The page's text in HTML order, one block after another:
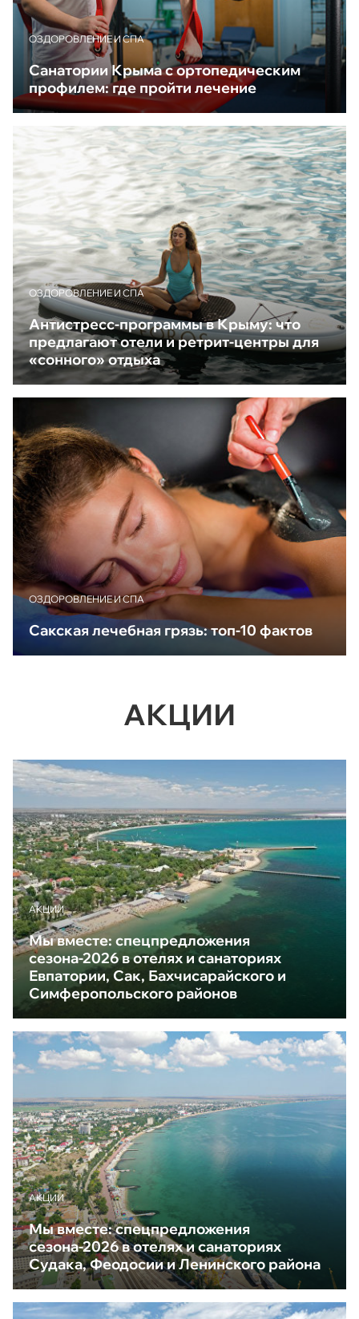
ОЗДОРОВЛЕНИЕ И СПА
Санатории Крыма с ортопедическим
профилем: где пройти лечение
ОЗДОРОВЛЕНИЕ И СПА
Антистресс-программы в Крыму: что
предлагают отели и ретрит-центры для
«сонного» отдыха
ОЗДОРОВЛЕНИЕ И СПА
Сакская лечебная грязь: топ-10 фактов
АКЦИИ
АКЦИИ
Мы вместе: спецпредложения
сезона-2026 в отелях и санаториях
Евпатории, Сак, Бахчисарайского и
Симферопольского районов
АКЦИИ
Мы вместе: спецпредложения
сезона-2026 в отелях и санаториях
Судака, Феодосии и Ленинского района